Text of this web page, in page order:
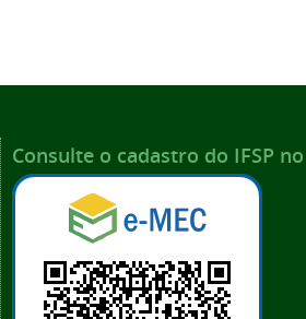
Consulte o cadastro do IFSP no